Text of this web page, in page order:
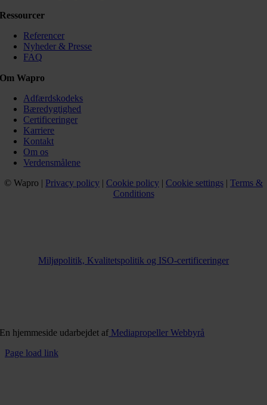
Ressourcer
Referencer
Nyheder & Presse
FAQ
Om Wapro
Adfærdskodeks
Bæredygtighed
Certificeringer
Karriere
Kontakt
Om os
Verdensmålene
© Wapro | Privacy policy | Cookie policy | Cookie settings | Terms &
Conditions
Miljøpolitik, Kvalitetspolitik og ISO-certificeringer
En hjemmeside udarbejdet af Mediapropeller Webbyrå
Page load link